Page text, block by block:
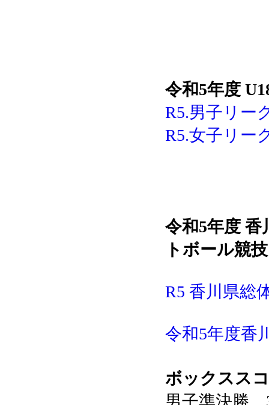
令和5年度
R5.男子リー
R5.女子リー
令和5年度
トボール競技
R5 香川県総
令和5年度香
ボックスス
男子準決勝